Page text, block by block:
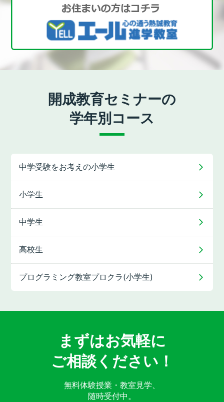
開成教育セミナーの
学年別コース
中学受験をお考えの小学生
小学生
中学生
高校生
プログラミング教室プロクラ(小学生)
まずはお気軽に
ご相談ください！
無料体験授業・教室見学、
随時受付中。